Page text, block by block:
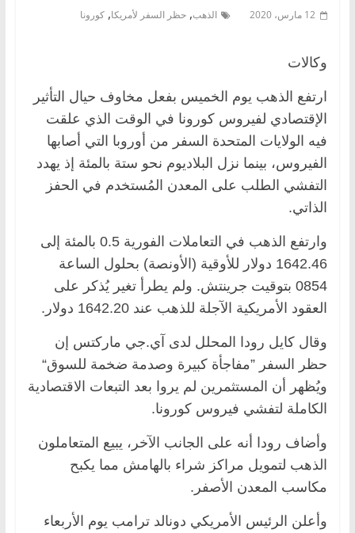
12 مارس، 2020 الذهب, حظر السفر لأمريكا, كورونا
وكالات
ارتفع الذهب يوم الخميس بفعل مخاوف حيال التأثير
الإقتصادي لفيروس كورونا في الوقت الذي علقت
فيه الولايات المتحدة السفر من أوروبا التي أصابها
الفيروس، بينما نزل البلاديوم نحو ستة بالمئة إذ يهدد
التفشي الطلب على المعدن المُستخدم في الحفز
الذاتي.
وارتفع الذهب في التعاملات الفورية 0.5 بالمئة إلى
1642.46 دولار للأوقية (الأونصة) بحلول الساعة
0854 بتوقيت جرينتش. ولم يطرأ تغير يُذكر على
العقود الأمريكية الآجلة للذهب عند 1642.20 دولار.
وقال كايل رودا المحلل لدى آي.جي ماركتس إن
حظر السفر ”مفاجأة كبيرة وصدمة ضخمة للسوق“
ويُظهر أن المستثمرين لم يروا بعد التبعات الاقتصادية
الكاملة لتفشي فيروس كورونا.
وأضاف رودا أنه على الجانب الآخر، يبيع المتعاملون
الذهب لتمويل مراكز شراء بالهامش مما يكبح
مكاسب المعدن الأصفر.
وأعلن الرئيس الأمريكي دونالد ترامب يوم الأربعاء